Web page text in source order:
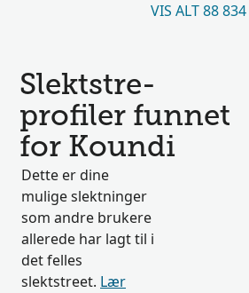
VIS ALT 88 834
Slektstre-
profiler funnet
for Koundi
Dette er dine
mulige slektninger
som andre brukere
allerede har lagt til i
det felles
slektstreet. Lær